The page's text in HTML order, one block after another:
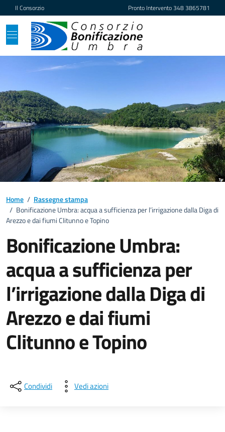
Vai ai contenuti
Vai al footer
Il Consorzio Pronto Intervento348 3865781
Home / Rassegne stampa
/ Bonificazione Umbra: acqua a sufficienza per l’irrigazione dalla Diga di
Arezzo e dai fiumi Clitunno e Topino
Bonificazione Umbra:
acqua a sufficienza per
l’irrigazione dalla Diga di
Arezzo e dai fiumi
Clitunno e Topino
Condividi Vedi azioni